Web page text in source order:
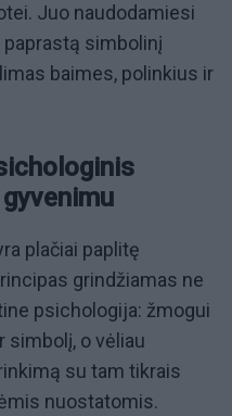
Juo naudodamiesi
simbolinį
baimes, polinkius ir
plačiai paplitę
grindžiamas ne
psichologija: žmogui
simbolį, o vėliau
su tam tikrais
nuostatomis.